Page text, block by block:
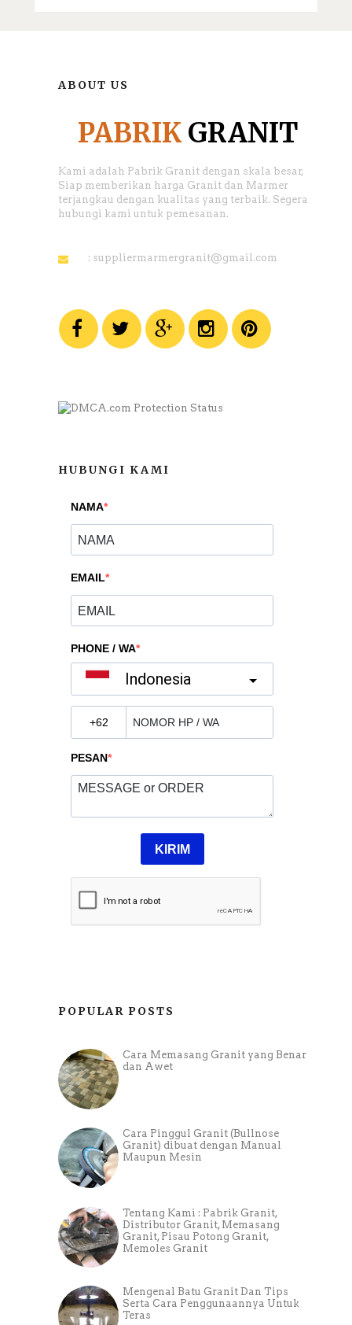
ABOUT US
PABRIKGRANIT
Kami adalah Pabrik Granit dengan skala besar,
Siap memberikan harga Granit dan Marmer
terjangkau dengan kualitas yang terbaik. Segera
hubungi kami untuk pemesanan.
: suppliermarmergranit@gmail.com
HUBUNGI KAMI
POPULAR POSTS
Cara Memasang Granit yang Benar
dan Awet
Cara Pinggul Granit (Bullnose
Granit) dibuat dengan Manual
Maupun Mesin
Tentang Kami : Pabrik Granit,
Distributor Granit, Memasang
Granit, Pisau Potong Granit,
Memoles Granit
Mengenal Batu Granit Dan Tips
Serta Cara Penggunaannya Untuk
Teras